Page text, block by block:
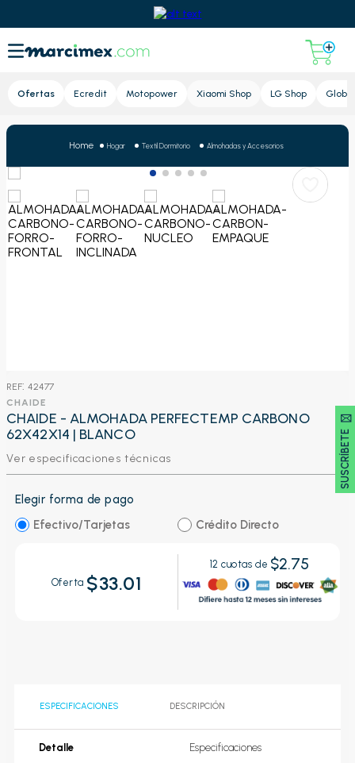
Ofertas Ecredit Motopower Xiaomi Shop LG Shop Global
SUSCRÍBETE 🖂
Hogar Textil Dormitorio Almohadas y Accesorios
: 42477
CHAIDE
CHAIDE - ALMOHADA PERFECTEMP CARBONO
62X42X14 | BLANCO
Ver especificaciones técnicas
Elegir forma de pago
Efectivo/Tarjetas
Crédito Directo
Oferta $33.01
12 cuotas de $2.75
ESPECIFICACIONES DESCRIPCIÓN
Detalle
Especificaciones